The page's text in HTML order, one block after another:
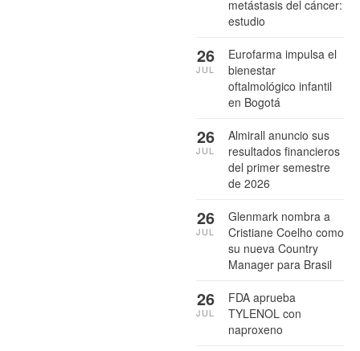
metástasis del cáncer:
estudio
Eurofarma impulsa el
bienestar
oftalmológico infantil
en Bogotá
26
JUL
Almirall anuncio sus
resultados financieros
del primer semestre
de 2026
26
JUL
Glenmark nombra a
Cristiane Coelho como
su nueva Country
Manager para Brasil
26
JUL
FDA aprueba
TYLENOL con
naproxeno
26
JUL